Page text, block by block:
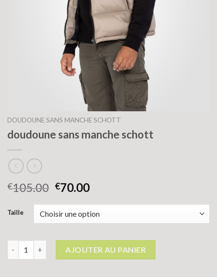
DOUDOUNE SANS MANCHE SCHOTT
doudoune sans manche schott
€105.00 €70.00
Taille
AJOUTER AU PANIER